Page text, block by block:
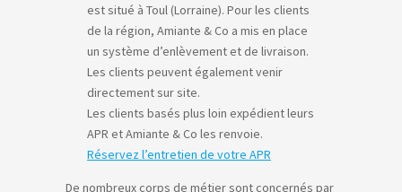
est situé à Toul (Lorraine). Pour les clients
de la région, Amiante & Co a mis en place
un système d’enlèvement et de livraison.
Les clients peuvent également venir
directement sur site.
Les clients basés plus loin expédient leurs
APR et Amiante & Co les renvoie.
Réservez l’entretien de votre APR
De nombreux corps de métier sont concernés par